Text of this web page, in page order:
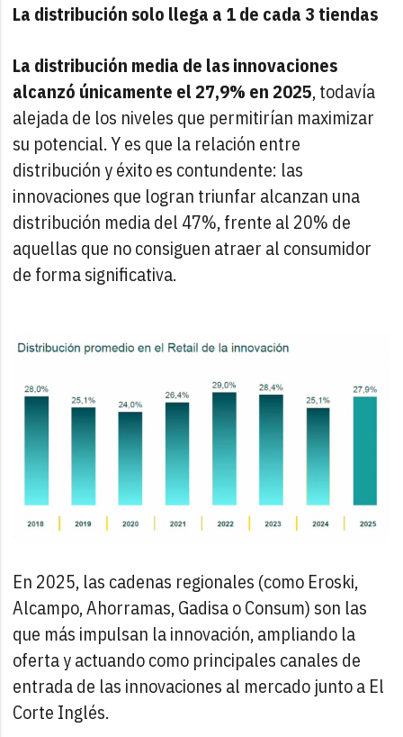
La distribución solo llega a 1 de cada 3 tiendas
La distribución media de las innovaciones
alcanzó únicamente el 27,9% en 2025, todavía
alejada de los niveles que permitirían maximizar
su potencial. Y es que la relación entre
distribución y éxito es contundente: las
innovaciones que logran triunfar alcanzan una
distribución media del 47%, frente al 20% de
aquellas que no consiguen atraer al consumidor
de forma significativa.
En 2025, las cadenas regionales (como Eroski,
Alcampo, Ahorramas, Gadisa o Consum) son las
que más impulsan la innovación, ampliando la
oferta y actuando como principales canales de
entrada de las innovaciones al mercado junto a El
Corte Inglés.